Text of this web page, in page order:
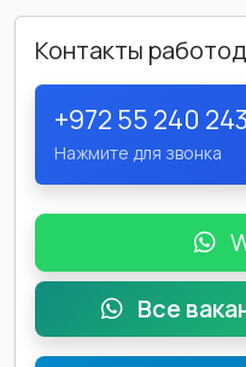
Контакты
+972 55 240
Нажмите для звонка
Все